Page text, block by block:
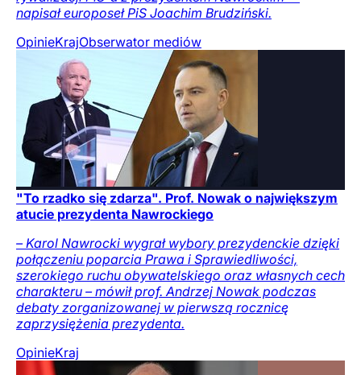
napisał europoseł PiS Joachim Brudziński.
OpinieKrajObserwator mediów
"To rzadko się zdarza". Prof. Nowak o największym
atucie prezydenta Nawrockiego
– Karol Nawrocki wygrał wybory prezydenckie dzięki
połączeniu poparcia Prawa i Sprawiedliwości,
szerokiego ruchu obywatelskiego oraz własnych cech
charakteru – mówił prof. Andrzej Nowak podczas
debaty zorganizowanej w pierwszą rocznicę
zaprzysiężenia prezydenta.
OpinieKraj